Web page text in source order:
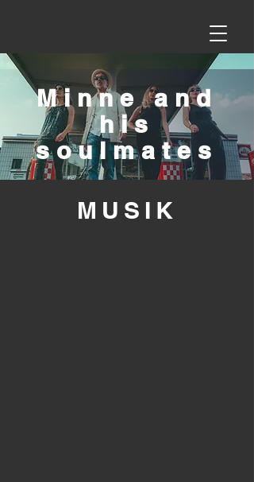
Minne and
his
soulmates
MU SIK